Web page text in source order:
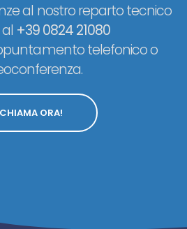
al nostro reparto tecnico
+39 0824 21080
telefonico o
CHIAMA ORA!